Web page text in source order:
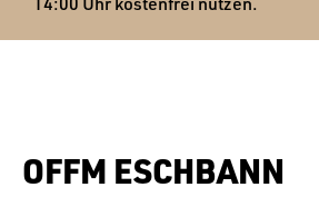
OFFM ESCHBANN